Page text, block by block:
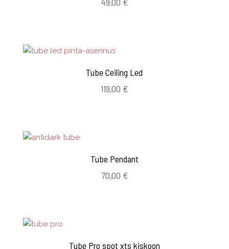
Tube Ceiling Led
119,00 €
Tube Pendant
70,00 €
Tube Pro spot xts kiskoon